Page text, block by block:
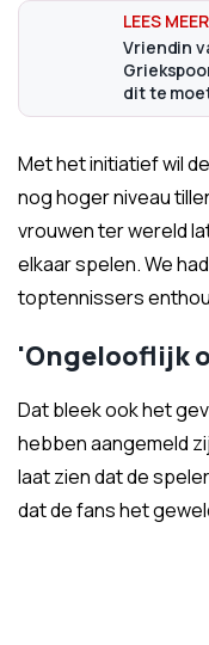
Vriendin
dit te
Met het initiatief wil
nog hoger niveau
vrouwen ter wereld
elkaar spelen. We
toptennissers
'Ongelooflijk
Dat bleek ook het
hebben aangemeld
laat zien dat de
dat de fans het